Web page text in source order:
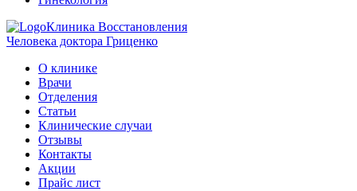
Клиника Восстановления
Человека доктора Гриценко
О клинике
Врачи
Отделения
Статьи
Клинические случаи
Отзывы
Контакты
Акции
Прайс лист